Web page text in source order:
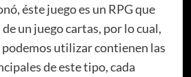
éste juego es un RPG que
un juego cartas, por lo cual,
podemos utilizar contienen las
de este tipo, cada